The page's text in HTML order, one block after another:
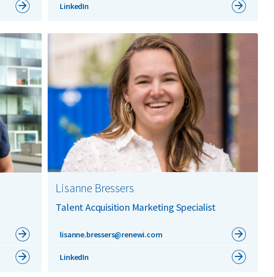
LinkedIn
Lisanne Bressers
Talent Acquisition Marketing Specialist
lisanne.bressers@renewi.com
LinkedIn